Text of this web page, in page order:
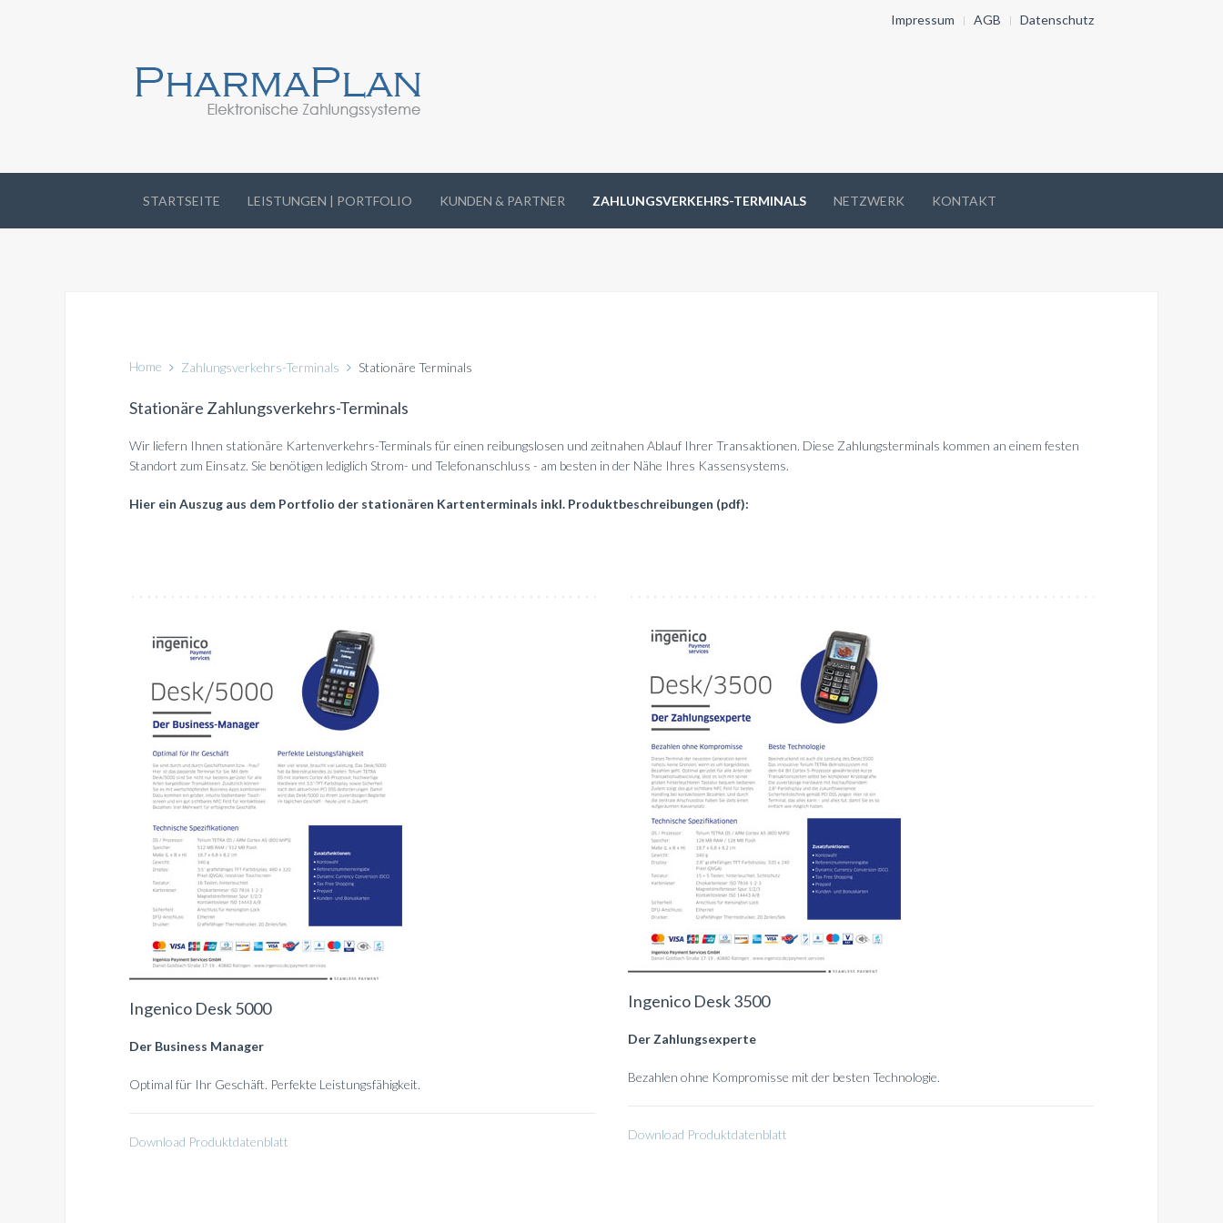
Impressum AGB Datenschutz
STARTSEITE LEISTUNGEN | PORTFOLIO KUNDEN & PARTNER ZAHLUNGSVERKEHRS-TERMINALS NETZWERK KONTAKT
Home Zahlungsverkehrs-Terminals Stationäre Terminals
Stationäre Zahlungsverkehrs-Terminals
Wir liefern Ihnen stationäre Kartenverkehrs-Terminals für einen reibungslosen und zeitnahen Ablauf Ihrer Transaktionen. Diese Zahlungsterminals kommen an einem festen
Standort zum Einsatz. Sie benötigen lediglich Strom- und Telefonanschluss - am besten in der Nähe Ihres Kassensystems.
Hier ein Auszug aus dem Portfolio der stationären Kartenterminals inkl. Produktbeschreibungen (pdf):
Ingenico Desk 5000
Der Business Manager
Optimal für Ihr Geschäft. Perfekte Leistungsfähigkeit.
Download Produktdatenblatt
Ingenico Desk 3500
Der Zahlungsexperte
Bezahlen ohne Kompromisse mit der besten Technologie.
Download Produktdatenblatt